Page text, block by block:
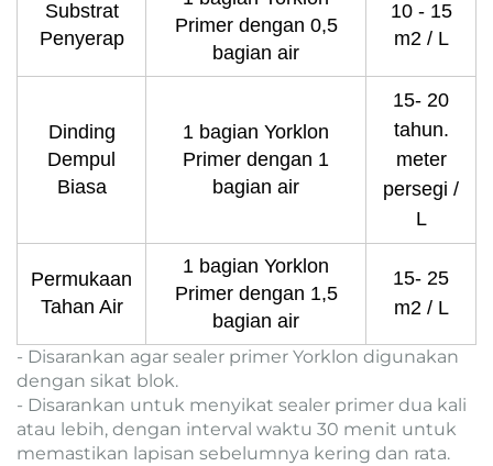
Substrat
Penyerap
Primer dengan 0,5
bagian air
10 - 15
m2 / L
Dinding
Dempul
Biasa
1 bagian Yorklon
Primer dengan 1
bagian air
15- 20
tahun.
meter
persegi /
L
Permukaan
Tahan Air
1 bagian Yorklon
Primer dengan 1,5
bagian air
15- 25
m2 / L
- Disarankan agar sealer primer Yorklon digunakan
dengan sikat blok.
- Disarankan untuk menyikat sealer primer dua kali
atau lebih, dengan interval waktu 30 menit untuk
memastikan lapisan sebelumnya kering dan rata.